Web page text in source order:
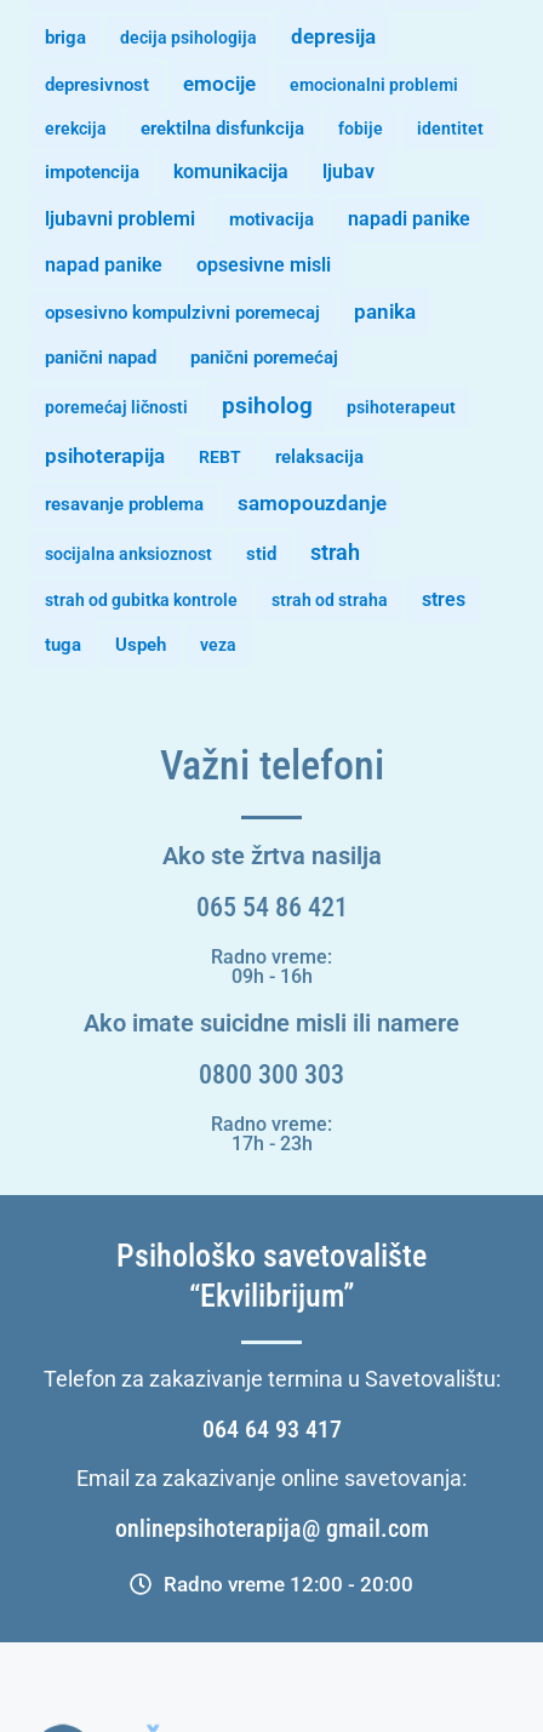
briga decija psihologija depresija
depresivnost emocije emocionalni problemi
erekcija erektilna disfunkcija fobije identitet
impotencija komunikacija ljubav
ljubavni problemi motivacija napadi panike
napad panike opsesivne misli
opsesivno kompulzivni poremecaj panika
panični napad panični poremećaj
poremećaj ličnosti psiholog psihoterapeut
psihoterapija REBT relaksacija
resavanje problema samopouzdanje
socijalna anksioznost stid strah
strah od gubitka kontrole strah od straha stres
tuga Uspeh veza
Važni telefoni
Ako ste žrtva nasilja
065 54 86 421
Radno vreme:
09h - 16h
Ako imate suicidne misli ili namere
0800 300 303
Radno vreme:
17h - 23h
Psihološko savetovalište
“Ekvilibrijum”
Telefon za zakazivanje termina u Savetovalištu:
064 64 93 417
Email za zakazivanje online savetovanja:
onlinepsihoterapija@ gmail.com
Radno vreme 12:00 - 20:00